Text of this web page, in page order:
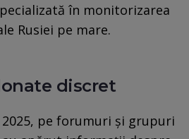
în monitorizarea
Rusiei pe mare.
discret
pe forumuri și grupuri